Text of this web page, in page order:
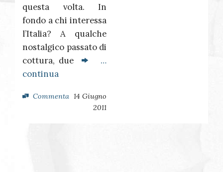
questa volta. In
fondo a chi interessa
l’Italia? A qualche
nostalgico passato di
cottura, due
…
continua
Commenta 14 Giugno
2011